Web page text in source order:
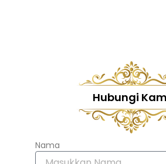
Hubungi
Nama